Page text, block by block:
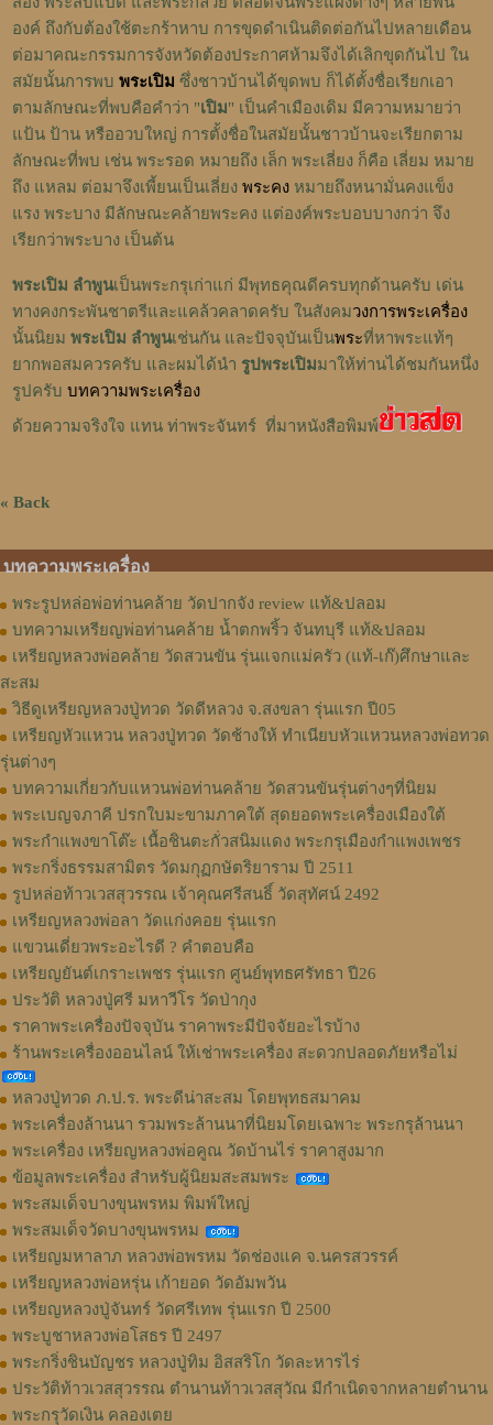
องค์ ถึงกับต้องใช้ตะกร้าหาบ การขุดดำเนินติดต่อกันไปหลายเดือน
ต่อมาคณะกรรมการจังหวัดต้องประกาศห้ามจึงได้เลิกขุดกันไป ใน
สมัยนั้นการพบพระเปิม ซึ่งชาวบ้านได้ขุดพบ ก็ได้ตั้งชื่อเรียกเอา
ตามลักษณะที่พบคือคำว่า "เปิม" เป็นคำเมืองเดิม มีความหมายว่า
แป้น ป้าน หรืออวบใหญ่ การตั้งชื่อในสมัยนั้นชาวบ้านจะเรียกตาม
ลักษณะที่พบ เช่น พระรอด หมายถึง เล็ก พระเลี่ยง ก็คือ เลี่ยม หมาย
ถึง แหลม ต่อมาจึงเพี้ยนเป็นเลี่ยงพระคง หมายถึงหนามั่นคงแข็ง
แรง พระบาง มีลักษณะคล้ายพระคง แต่องค์พระบอบบางกว่า จึง
เรียกว่าพระบาง เป็นต้น
พระเปิม ลำพูนเป็นพระกรุเก่าแก่ มีพุทธคุณดีครบทุกด้านครับ เด่น
ทางคงกระพันชาตรีและแคล้วคลาดครับ ในสังคมวงการพระเครื่อง
นั้นนิยมพระเปิม ลำพูนเช่นกัน และปัจจุบันเป็นพระที่หาพระแท้ๆ
ยากพอสมควรครับ และผมได้นำ รูปพระเปิมมาให้ท่านได้ชมกันหนึ่ง
รูปครับบทความพระเครื่อง
ด้วยความจริงใจ แทน ท่าพระจันทร์ ที่มาหนังสือพิมพ์
« Back
บทความพระเครื่อง
พระรูปหล่อพ่อท่านคล้าย วัดปากจัง review แท้&ปลอม
บทความเหรียญพ่อท่านคล้าย น้ำตกพริ้ว จันทบุรี แท้&ปลอม
เหรียญหลวงพ่อคล้าย วัดสวนขัน รุ่นแจกแม่ครัว (แท้-เก๊)ศึกษาและ
สะสม
วิธีดูเหรียญหลวงปู่ทวด วัดดีหลวง จ.สงขลา รุ่นแรก ปี05
เหรียญหัวแหวน หลวงปู่ทวด วัดช้างให้ ทำเนียบหัวแหวนหลวงพ่อทวด
รุ่นต่างๆ
บทความเกี่ยวกับแหวนพ่อท่านคล้าย วัดสวนขันรุ่นต่างๆที่นิยม
พระเบญจภาคี ปรกใบมะขามภาคใต้ สุดยอดพระเครื่องเมืองใต้
พระกำแพงขาโต๊ะ เนื้อชินตะกั่วสนิมแดง พระกรุเมืองกำแพงเพชร
พระกริ่งธรรมสามิตร วัดมกุฏกษัตริยาราม ปี 2511
รูปหล่อท้าวเวสสุวรรณ เจ้าคุณศรีสนธิ์ วัดสุทัศน์ 2492
เหรียญหลวงพ่อลา วัดแก่งคอย รุ่นแรก
แขวนเดี่ยวพระอะไรดี ? คำตอบคือ
เหรียญยันต์เกราะเพชร รุ่นแรก ศูนย์พุทธศรัทธา ปี26
ประวัติ หลวงปู่ศรี มหาวีโร วัดป่ากุง
ราคาพระเครื่องปัจจุบัน ราคาพระมีปัจจัยอะไรบ้าง
ร้านพระเครื่องออนไลน์ ให้เช่าพระเครื่อง สะดวกปลอดภัยหรือไม่
หลวงปู่ทวด ภ.ป.ร. พระดีน่าสะสม โดยพุทธสมาคม
พระเครื่องล้านนา รวมพระล้านนาที่นิยมโดยเฉพาะ พระกรุล้านนา
พระเครื่อง เหรียญหลวงพ่อคูณ วัดบ้านไร่ ราคาสูงมาก
ข้อมูลพระเครื่อง สำหรับผู้นิยมสะสมพระ
พระสมเด็จบางขุนพรหม พิมพ์ใหญ่
พระสมเด็จวัดบางขุนพรหม
เหรียญมหาลาภ หลวงพ่อพรหม วัดช่องแค จ.นครสวรรค์
เหรียญหลวงพ่อหรุ่น เก้ายอด วัดอัมพวัน
เหรียญหลวงปู่จันทร์ วัดศรีเทพ รุ่นแรก ปี 2500
พระบูชาหลวงพ่อโสธร ปี 2497
พระกริ่งชินบัญชร หลวงปู่ทิม อิสสริโก วัดละหารไร่
ประวัติท้าวเวสสุวรรณ ตำนานท้าวเวสสุวัณ มีกำเนิดจากหลายตำนาน
พระกรุวัดเงิน คลองเตย